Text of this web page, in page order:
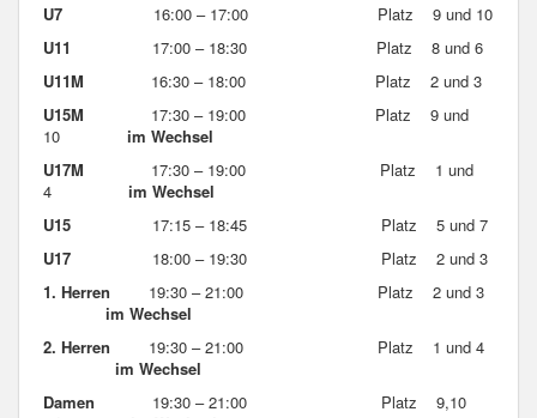
U7 16:00 – 17:00 Platz 9 und 10
U11 17:00 – 18:30
Platz 8 und 6
U11M 16:30 – 18:00 Platz 2 und 3
U15M 17:30 – 19:00 Platz 9 und
10 im Wechsel
U17M 17:30 – 19:00 Platz 1 und
4 im Wechsel
U15 17:15 – 18:45 Platz 5 und 7
U17
18:00 – 19:30 Platz 2 und 3
1. Herren 19:30 – 21:00 Platz 2 und 3
im Wechsel
2. Herren 19:30 – 21:00 Platz 1 und 4
im Wechsel
Damen 19:30 – 21:00 Platz 9,10